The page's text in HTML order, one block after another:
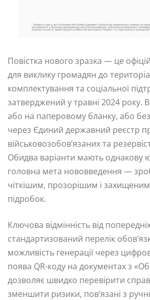
Повістка нового зразка — це
для виклику громадян до
комплектування та соціальної
затверджений у травні 2024 року.
або на паперовому бланку, або
через Єдиний державний реєстр
військовозобов’язаних та
Обидва варіанти мають однакову
головна мета нововведення —
чіткішим, прозорішим і
підробок.
Ключова відмінність від
стандартизований перелік
можливість генерації через
поява QR-коду на документах з
дозволяє швидко перевірити
зменшити ризики, пов’язані з